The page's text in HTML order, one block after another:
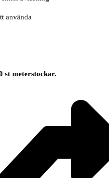
använda
st meterstockar.